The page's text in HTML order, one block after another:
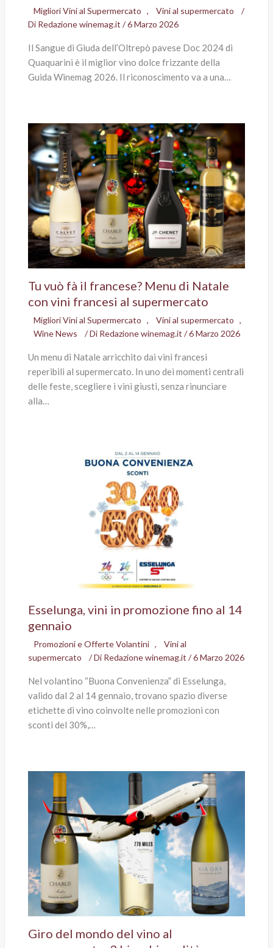
Migliori Vini al Supermercato , Vini al supermercato
/
Di Redazione winemag.it /6 Marzo 2026
Il Sangue di Giuda dell’Oltrepò pavese Doc 2024 di
Quaquarini è il miglior vino dolce frizzante della
Guida Winemag 2026. Il riconoscimento va a una…
Tu vuò fà il francese? Menu di Natale
con vini francesi al supermercato
Migliori Vini al Supermercato , Vini al supermercato ,
Wine News
/ Di Redazione winemag.it /6 Marzo 2026
Un menu di Natale arricchito dai vini francesi
reperibili al supermercato. In uno dei momenti centrali
delle feste, scegliere i vini giusti, senza rinunciare
alla…
Esselunga, vini in promozione fino al 14
gennaio
Promozioni e Offerte Volantini ,
Vini al
supermercato
/ Di Redazione winemag.it /6 Marzo 2026
Nel volantino “Buona Convenienza” di Esselunga,
valido dal 2 al 14 gennaio, trovano spazio diverse
etichette di vino coinvolte nelle promozioni con
sconti del 30%,…
Giro del mondo del vino al